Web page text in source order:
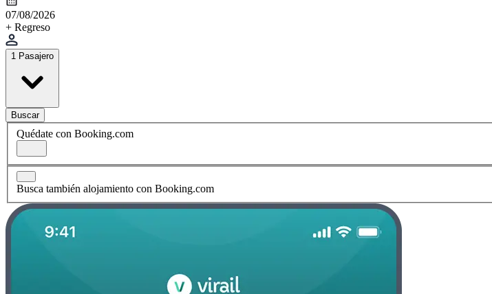
07/08/2026
+ Regreso
1 Pasajero
Buscar
Quédate con Booking.com
Busca también alojamiento con Booking.com